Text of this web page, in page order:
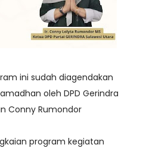
ini sudah diagendakan
oleh DPD Gerindra
Conny Rumondor
program kegiatan